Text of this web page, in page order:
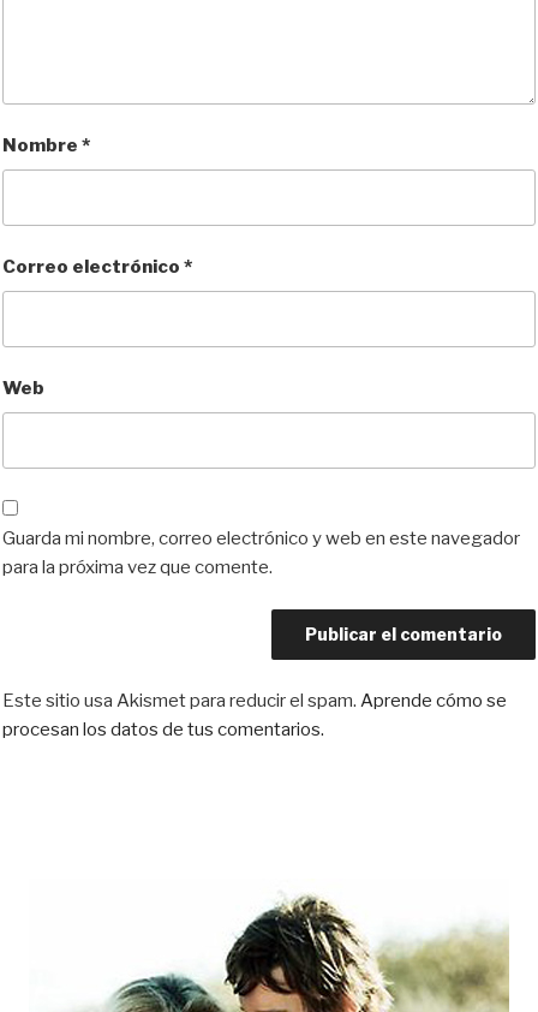
Nombre *
Correo electrónico *
Web
Guarda mi nombre, correo electrónico y web en este navegador
para la próxima vez que comente.
Este sitio usa Akismet para reducir el spam. Aprende cómo se
procesan los datos de tus comentarios.